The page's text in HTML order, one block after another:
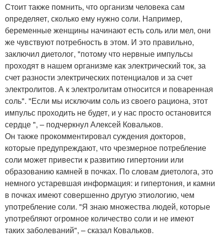
Стоит также помнить, что организм человека сам
определяет, сколько ему нужно соли. Например,
беременные женщины начинают есть соль или мел, они
же чувствуют потребность в этом. И это правильно,
заключил диетолог, "потому что нервные импульсы
проходят в нашем организме как электрический ток, за
счет разности электрических потенциалов и за счет
электролитов. А к электролитам относится и поваренная
соль". "Если мы исключим соль из своего рациона, этот
импульс проходить не будет, и у нас просто остановится
сердце ", – подчеркнул Алексей Ковальков.
Он также прокомментировал суждения докторов,
которые предупреждают, что чрезмерное потребление
соли может привести к развитию гипертонии или
образованию камней в почках. По словам диетолога, это
немного устаревшая информация: и гипертония, и камни
в почках имеют совершенно другую этиологию, чем
употребление соли. "Я знаю множества людей, которые
употребляют огромное количество соли и не имеют
таких заболеваний", – сказал Ковальков.